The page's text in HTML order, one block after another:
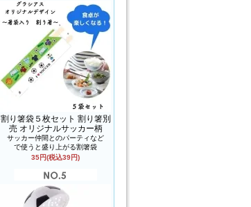
割り箸袋５枚セット 割り箸別
売 オリジナルサッカー柄
サッカー仲間とのパーティなど
で使うと盛り上がる割箸袋
35円(税込39円)